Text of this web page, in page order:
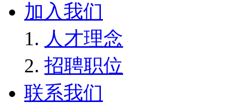
加入我们
人才理念
招聘职位
联系我们